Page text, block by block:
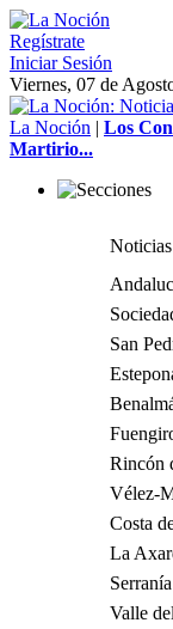
Regístrate
Iniciar Sesión
Viernes, 07 de
La Noción | Los
Martirio...
San
Rincón
Vélez-
Costa
La
Valle